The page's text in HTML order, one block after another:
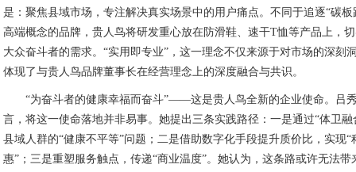
是：聚焦县域市场，专注解决真实场景中的用户痛点。不同于追逐“碳板
高端概念的品牌，贵人鸟将研发重心放在防滑鞋、速干T恤等产品上，
大众奋斗者的需求。“实用即专业”，这一理念不仅来源于对市场的深刻
体现了与贵人鸟品牌董事长在经营理念上的深度融合与共识。
“为奋斗者的健康幸福而奋斗”——这是贵人鸟全新的企业使命。吕
言，将这一使命落地并非易事。她提出三条实践路径：一是通过“体卫融
县域人群的“健康不平等”问题；二是借助数字化手段提升质价比，实现“
惠”；三是重塑服务触点，传递“商业温度”。她认为，这条路或许无法带